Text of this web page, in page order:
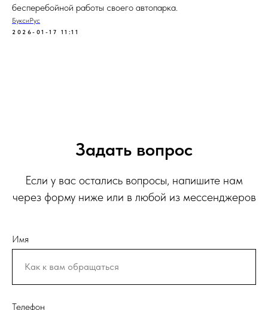
бесперебойной работы своего автопарка.
БуксиРус
2026-01-17 11:11
Задать вопрос
Если у вас остались вопросы, напишите нам
через форму ниже или в любой из мессенджеров
Имя
Телефон